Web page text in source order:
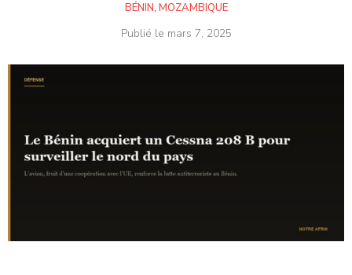
BÉNIN, MOZAMBIQUE
Publié le mars 7, 2025